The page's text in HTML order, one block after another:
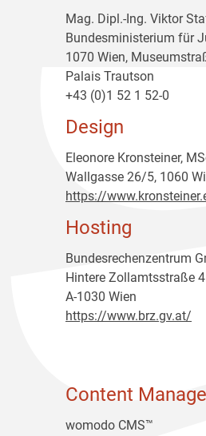
Mag. Dipl.-Ing. Viktor
Bundesministerium für
1070 Wien,
Palais Trautson
+43 (0)1 52 1 52-0
Design
Eleonore Kronsteiner,
Wallgasse 26/5, 1060
https://
Hosting
Bundesrechenzentrum
Hintere Zollamtsstraße 4
A-1030 Wien
https://www.brz.gv.at/
Content
womodo CMS™